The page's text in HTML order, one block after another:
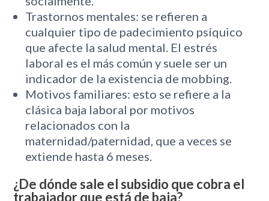
Trastornos mentales: se refieren a
cualquier tipo de padecimiento psíquico
que afecte la salud mental. El estrés
laboral es el más común y suele ser un
indicador de la existencia de mobbing.
Motivos familiares: esto se refiere a la
clásica baja laboral por motivos
relacionados con la
maternidad/paternidad, que a veces se
extiende hasta 6 meses.
¿De dónde sale el subsidio que cobra el
trabajador que está de baja?